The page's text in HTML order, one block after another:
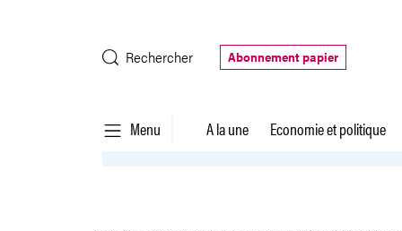
Rechercher
Abonnement papier
Menu A la une Economie et politique